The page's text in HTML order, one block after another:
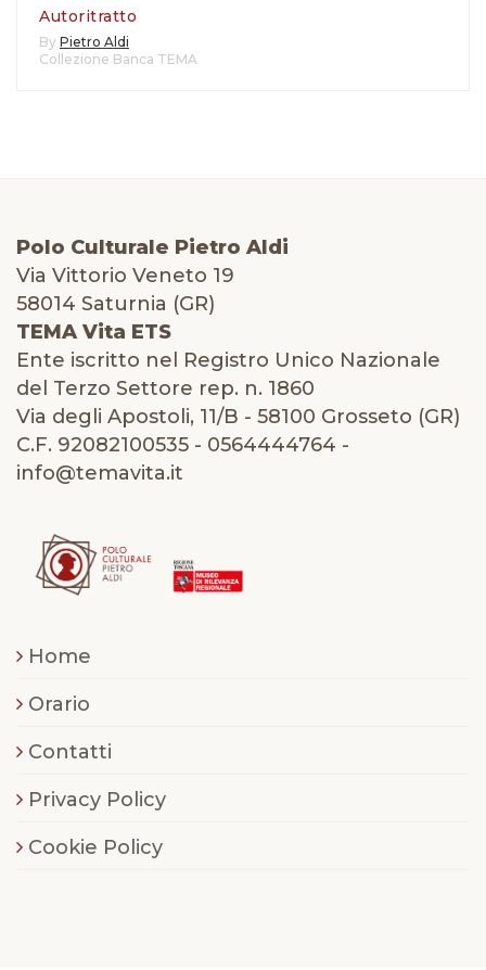
Autoritratto
By Pietro Aldi
Collezione Banca TEMA
Polo Culturale Pietro Aldi
Via Vittorio Veneto 19
58014 Saturnia (GR)
TEMA Vita ETS
Ente iscritto nel Registro Unico Nazionale
del Terzo Settore rep. n. 1860
Via degli Apostoli, 11/B - 58100 Grosseto (GR)
C.F. 92082100535 - 0564444764 -
info@temavita.it
Home
Orario
Contatti
Privacy Policy
Cookie Policy